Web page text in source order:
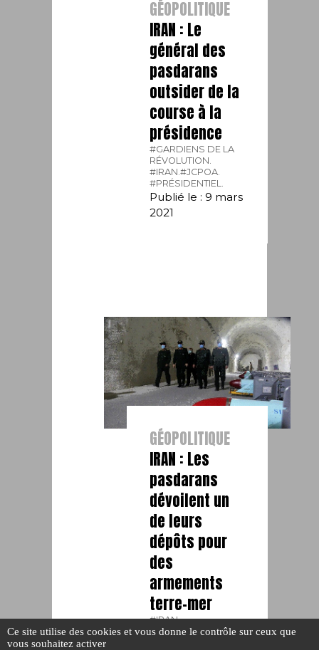
GÉOPOLITIQUE
IRAN : Le
général des
pasdarans
outsider de la
course à la
présidence
#GARDIENS DE LA
RÉVOLUTION.
#IRAN.#JCPOA.
#PRÉSIDENTIEL.
Publié le : 9 mars
2021
GÉOPOLITIQUE
IRAN : Les
pasdarans
dévoilent un
de leurs
dépôts pour
des
armements
terre-mer
#IRAN.
#PASDARANS.
Ce site utilise des cookies et vous donne le contrôle sur ceux que
vous souhaitez activer